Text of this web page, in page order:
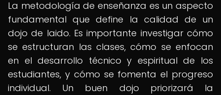
La metodología de enseñanza es un aspecto
fundamental que define la calidad de un
dojo de Iaido. Es importante investigar cómo
se estructuran las clases, cómo se enfocan
en el desarrollo técnico y espiritual de los
estudiantes, y cómo se fomenta el progreso
individual. Un buen dojo priorizará la